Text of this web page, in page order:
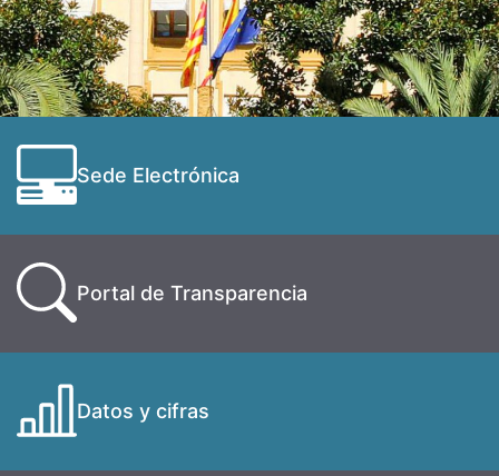
Sede Electrónica
Portal de Transparencia
Datos y cifras